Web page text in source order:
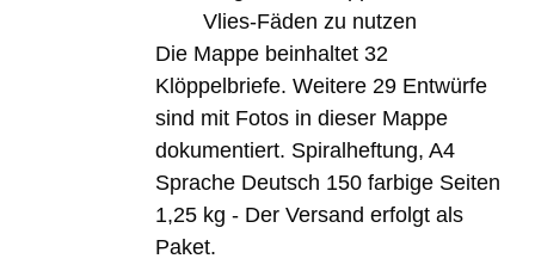
Vlies-Fäden zu nutzen
Die Mappe beinhaltet 32
Klöppelbriefe. Weitere 29 Entwürfe
sind mit Fotos in dieser Mappe
dokumentiert. Spiralheftung, A4
Sprache Deutsch 150 farbige Seiten
1,25 kg - Der Versand erfolgt als
Paket.